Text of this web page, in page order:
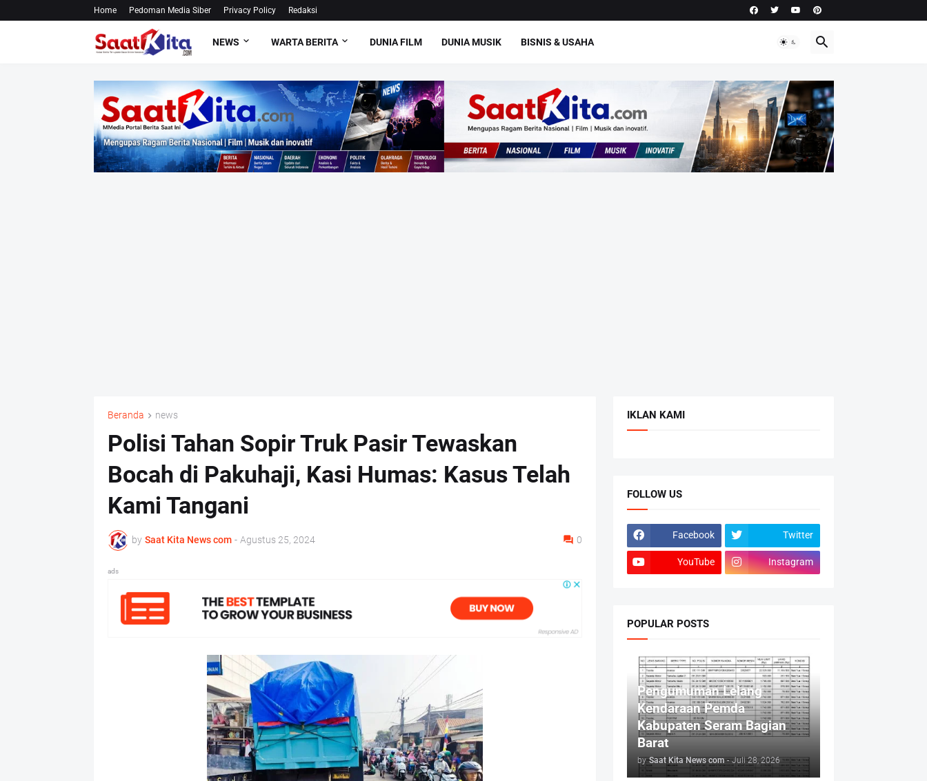
Home Pedoman Media Siber Privacy Policy Redaksi
NEWS WARTA BERITA DUNIA FILM DUNIA MUSIK BISNIS & USAHA
Beranda news
Polisi Tahan Sopir Truk Pasir Tewaskan
Bocah di Pakuhaji, Kasi Humas: Kasus Telah
Kami Tangani
by Saat Kita News com - Agustus 25, 2024 0
ads
IKLAN KAMI
FOLLOW US
Facebook Twitter
YouTube Instagram
POPULAR POSTS
Pengumuman Lelang
Kendaraan Pemda
Kabupaten Seram Bagian
Barat
by Saat Kita News com - Juli 28, 2026